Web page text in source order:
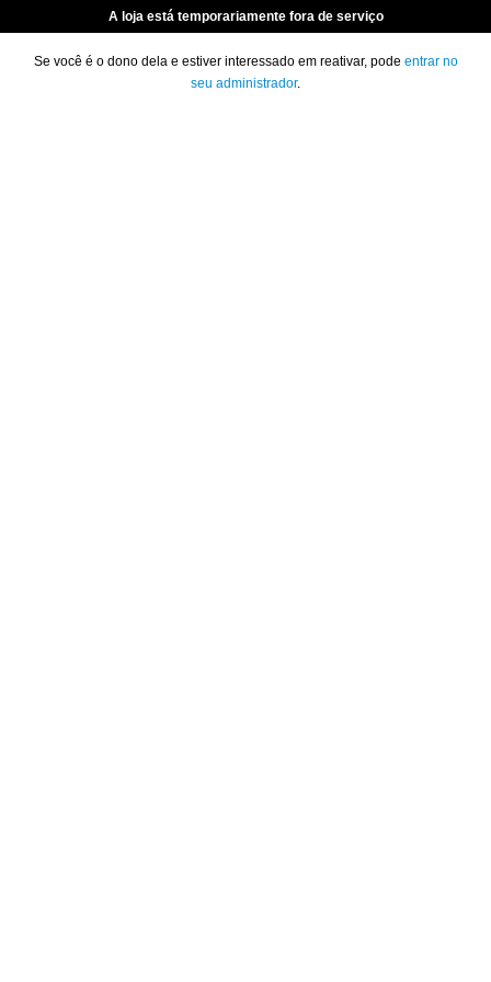
A loja está temporariamente fora de serviço
Se você é o dono dela e estiver interessado em reativar, pode entrar no
seu administrador.